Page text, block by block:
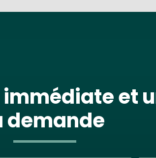
immédiate et
demande